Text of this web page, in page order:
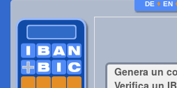
DE ♦ EN
Genera un
Verifica un